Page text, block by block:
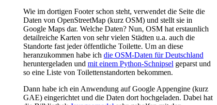
Wie im dortigen Footer schon steht, verwendet die Seite die
Daten von OpenStreetMap (kurz OSM) und stellt sie in
Google Maps dar. Welche Daten? Nun, OSM hat erstaunlich
detailreiche Karten von sehr vielen Städten u.a. auch die
Standorte fast jeder öffentliche Toilette. Um an diese
heranzukommen habe ich die OSM-Daten für Deutschland
heruntergeladen und mit einem Python-Schnipsel geparst und
so eine Liste von Toilettenstandorten bekommen.
Dann habe ich ein Anwendung auf Google Appengine (kurz
GAE) eingerichtet und die Daten dort hochgeladen. Dabei hat